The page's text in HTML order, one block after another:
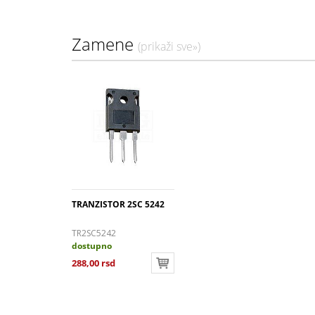
Zamene (prikaži sve»)
TRANZISTOR 2SC 5242
TR2SC5242
dostupno
288,00 rsd